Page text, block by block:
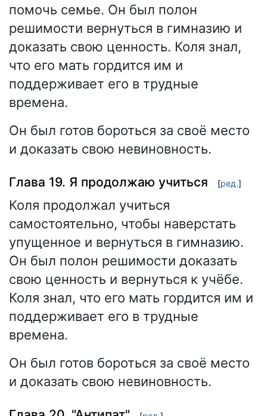
помочь семье. Он был полон
решимости вернуться в гимназию и
доказать свою ценность. Коля знал,
что его мать гордится им и
поддерживает его в трудные
времена.
Он был готов бороться за своё место
и доказать свою невиновность.
Глава 19. Я продолжаю учиться [ред.]
Коля продолжал учиться
самостоятельно, чтобы наверстать
упущенное и вернуться в гимназию.
Он был полон решимости доказать
свою ценность и вернуться к учёбе.
Коля знал, что его мать гордится им и
поддерживает его в трудные
времена.
Он был готов бороться за своё место
и доказать свою невиновность.